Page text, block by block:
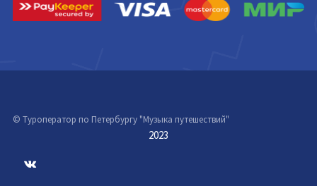
© Туроператор по Петербургу "Музыка путешествий"
2023